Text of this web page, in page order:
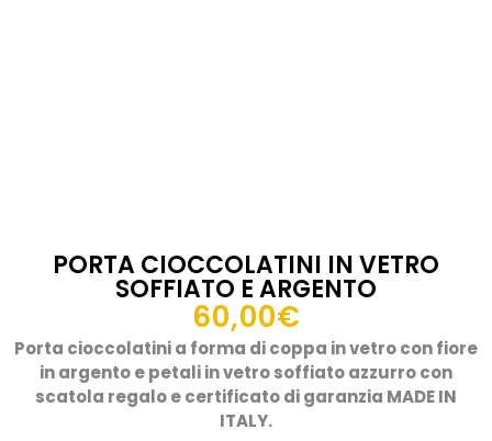
PORTA CIOCCOLATINI IN VETRO
SOFFIATO E ARGENTO
60,00€
Porta cioccolatini a forma di coppa in vetro con fiore
in argento e petali in vetro soffiato azzurro con
scatola regalo e certificato di garanzia MADE IN
ITALY.